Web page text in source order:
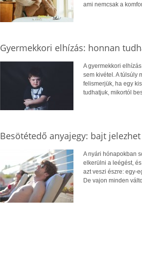
ami nemcsak a
Gyermekkori elhízás: honnan
A gyermekkori
sem kivétel. A túlsúly
felismerjük, ha egy
tudhatjuk, mikortól
Besötétedő anyajegy: bajt
A nyári hónapokban
elkerülni a leégést,
azt veszi észre: egy-
De vajon minden